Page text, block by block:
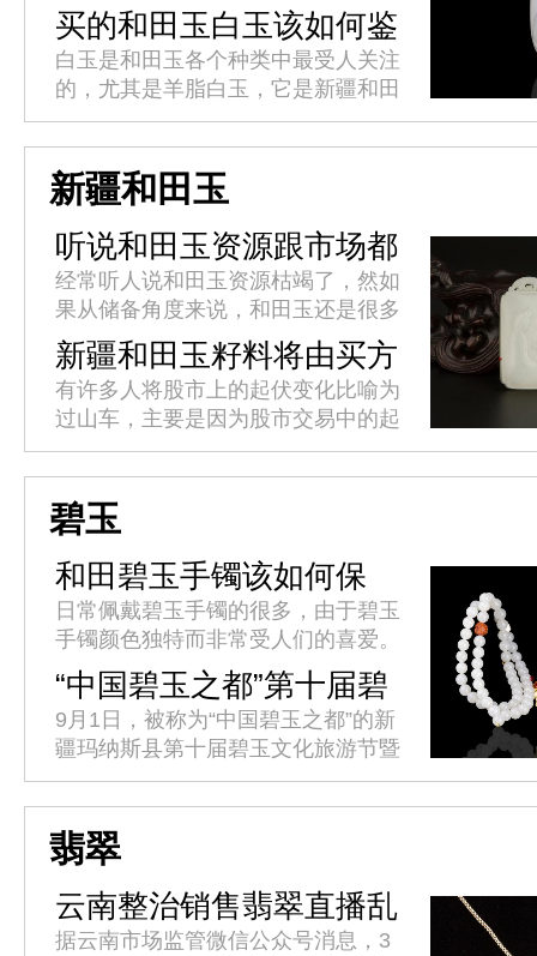
变化，比如会发暗、变黄，纯白无暇
的玉质竟然不复存在。玉石戴着戴着
就变黄的情况是常见的，而其中的
缘...
买的和田玉白玉该如何鉴
别？
白玉是和田玉各个种类中最受人关注
的，尤其是羊脂白玉，它是新疆和田
白玉中的极品，白、糯、润、温、
细，且数量极少。目前市场价格以克
计算，非常珍贵!如何鉴别和田玉白
玉...
新疆和田玉
听说和田玉资源跟市场都
枯竭了?
经常听人说和田玉资源枯竭了，然如
果从储备角度来说，和田玉还是很多
的。那么问题在哪里呢?主要因为和
田玉的挖掘成本越来越高，而且现在
因为政府的限制，而且允许开采的
矿...
新疆和田玉籽料将由买方
市场转变为卖方市场
有许多人将股市上的起伏变化比喻为
过山车，主要是因为股市交易中的起
伏变化迅速而剧烈，高低价格的落差
十分明显。而这种“过山车”式起伏变
化在经济领域同样适用，而这种增...
碧玉
和田碧玉手镯该如何保
养?
日常佩戴碧玉手镯的很多，由于碧玉
手镯颜色独特而非常受人们的喜爱。
它精光内敛，一般呈菠菜绿，光下不
透。拿在手中盘摸一会，会感到有油
的质感。该如何保养碧玉手镯呢?
“中国碧玉之都”第十届碧
玉文化旅游节开幕
9月1日，被称为“中国碧玉之都”的新
疆玛纳斯县第十届碧玉文化旅游节暨
首届乡村文化旅游季开幕。据介绍，
本届碧玉文化旅游节由中国工艺美术
协会主办，新疆工艺美术协会协...
翡翠
云南整治销售翡翠直播乱
象
据云南市场监管微信公众号消息，3